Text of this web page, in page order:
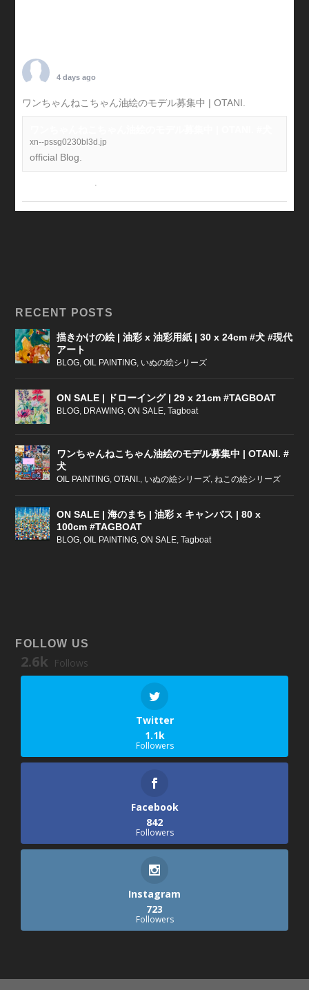
4 days ago
ワンちゃんねこちゃん油絵のモデル募集中 | OTANI.
xn--pssg0230bl3d.jp
official Blog.
·
RECENT POSTS
描きかけの絵 | 油彩 x 油彩用紙 | 30 x 24cm #犬 #現代
アート
BLOG,OIL PAINTING, いぬの絵シリーズ
ON SALE | ドローイング | 29 x 21cm #TAGBOAT
BLOG, DRAWING,ON SALE,Tagboat
ワンちゃんねこちゃん油絵のモデル募集中 | OTANI. #
犬
OIL PAINTING,OTANI., いぬの絵シリーズ,ねこの絵シリーズ
ON SALE | 海のまち | 油彩 x キャンバス | 80 x
100cm #TAGBOAT
BLOG,OIL PAINTING,ON SALE,Tagboat
FOLLOW US
2.6k Follows
Twitter
1.1k
Followers
Facebook
842
Followers
Instagram
723
Followers